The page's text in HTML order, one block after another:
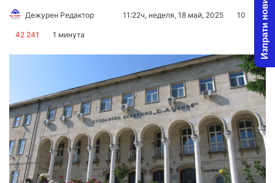
Дежурен Редактор
Follow
Send11:22ч, неделя, 18 май, 2025 10
42 241 1 минута Изпрати новина